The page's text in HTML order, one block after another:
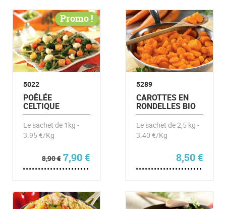
Promo !
5022
POÊLÉE
CELTIQUE
Le sachet de 1kg -
3.95 €/Kg
8,90€ Le prix initial était : 8,90 €.
7,90€Le prix actuel est : 7,90 €.
5289
CAROTTES EN
RONDELLES BIO
Le sachet de 2,5 kg -
3.40 €/Kg
8,50€